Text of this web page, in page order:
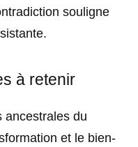
souligne
à retenir
ancestrales du
et le bien-